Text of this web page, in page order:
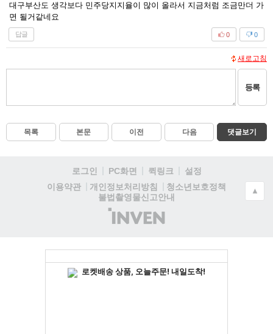
대구부산도 생각보다 민주당지지율이 많이 올라서 지금처럼 조금만더 가
면 될거같네요
답글 0
0
새로고침
등록
목록 본문 이전 다음 댓글보기
로그인 PC화면 퀵링크
설정
이용약관
개인정보처리방침
청소년보호정책
불법촬영물신고안내
(주)
인
▲